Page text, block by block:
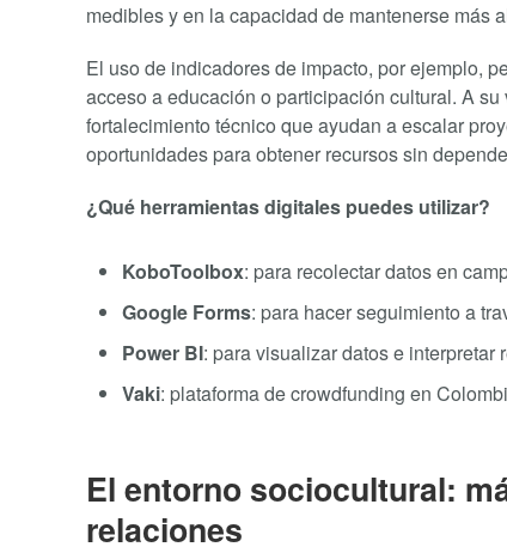
medibles y en la capacidad de mantenerse más
El uso de indicadores de impacto, por ejemplo,
acceso a educación o participación cultural. A
fortalecimiento técnico que ayudan a escalar
oportunidades para obtener recursos sin
¿Qué herramientas digitales puedes utilizar?
KoboToolbox: para recolectar datos en
Google Forms: para hacer seguimiento a
Power BI: para visualizar datos e interpretar
Vaki: plataforma de crowdfunding en
El entorno sociocultural:
relaciones